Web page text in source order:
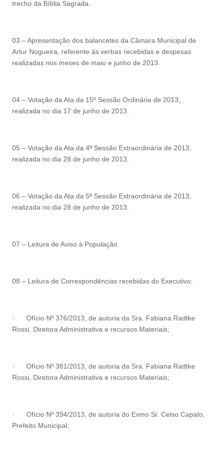
trecho da Bíblia Sagrada.
03 – Apresentação dos balancetes da Câmara Municipal de
Artur Nogueira, referente às verbas recebidas e despesas
realizadas nos meses de maio e junho de 2013.
04 – Votação da Ata da 15º Sessão Ordinária de 2013,
realizada no dia 17 de junho de 2013.
05 – Votação da Ata da 4ª Sessão Extraordinária de 2013,
realizada no dia 28 de junho de 2013.
06 – Votação da Ata da 5ª Sessão Extraordinária de 2013,
realizada no dia 28 de junho de 2013.
07 – Leitura de Aviso à População.
08 – Leitura de Correspondências recebidas do Executivo:
· Ofício Nº 376/2013, de autoria da Sra. Fabiana Radtke
Rossi, Diretora Administrativa e recursos Materiais;
· Ofício Nº 381/2013, de autoria da Sra. Fabiana Radtke
Rossi, Diretora Administrativa e recursos Materiais;
· Ofício Nº 394/2013, de autoria do Exmo Sr. Celso Capato,
Prefeito Municipal;